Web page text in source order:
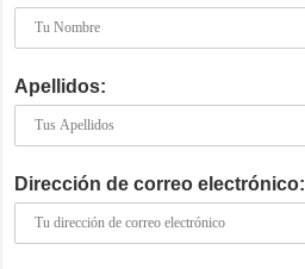
Apellidos:
Dirección de correo electrónico: